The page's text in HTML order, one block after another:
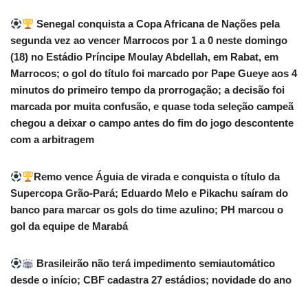
Senegal conquista a Copa Africana de Nações pela
segunda vez ao vencer Marrocos por 1 a 0 neste domingo
(18) no Estádio Príncipe Moulay Abdellah, em Rabat, em
Marrocos; o gol do título foi marcado por Pape Gueye aos 4
minutos do primeiro tempo da prorrogação; a decisão foi
marcada por muita confusão, e quase toda seleção campeã
chegou a deixar o campo antes do fim do jogo descontente
com a arbitragem
Remo vence Águia de virada e conquista o título da
Supercopa Grão-Pará; Eduardo Melo e Pikachu saíram do
banco para marcar os gols do time azulino; PH marcou o
gol da equipe de Marabá
Brasileirão não terá impedimento semiautomático
desde o início; CBF cadastra 27 estádios; novidade do ano